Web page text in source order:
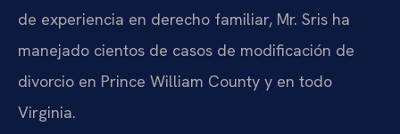
de experiencia en derecho familiar, Mr. Sris ha
manejado cientos de casos de modificación de
divorcio en Prince William County y en todo
Virginia.